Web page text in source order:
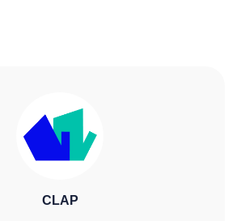
CLAP